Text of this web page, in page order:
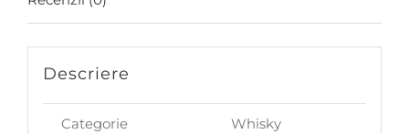
Descriere
Categorie Whisky